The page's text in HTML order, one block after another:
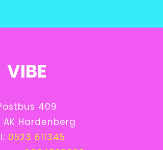
VIBE
409
AK Hardenberg
0523 611345